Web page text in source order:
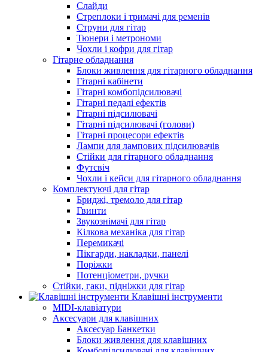
Слайди
Стреплоки і тримачі для ременів
Струни для гітар
Тюнери і метрономи
Чохли і кофри для гітар
Гітарне обладнання
Блоки живлення для гітарного обладнання
Гітарні кабінети
Гітарні комбопідсилювачі
Гітарні педалі ефектів
Гітарні підсилювачі
Гітарні підсилювачі (голови)
Гітарні процесори ефектів
Лампи для лампових підсилювачів
Стійки для гітарного обладнання
Футсвіч
Чохли і кейси для гітарного обладнання
Комплектуючі для гітар
Бриджі, тремоло для гітар
Гвинти
Звукознімачі для гітар
Кілкова механіка для гітар
Перемикачі
Пікгарди, накладки, панелі
Поріжки
Потенціометри, ручки
Стійки, гаки, підніжки для гітар
Клавішні інструменти
MIDI-клавіатури
Аксесуари для клавішних
Аксесуар Банкетки
Блоки живлення для клавішних